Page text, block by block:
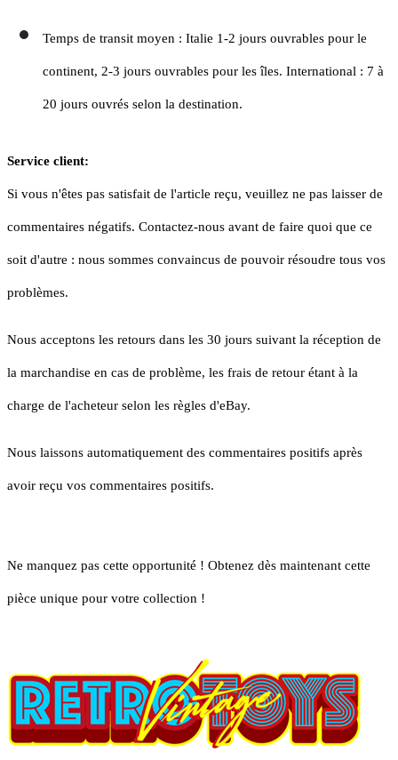
Temps de transit moyen : Italie 1-2 jours ouvrables pour le
continent, 2-3 jours ouvrables pour les îles. International : 7 à
20 jours ouvrés selon la destination.
Service client:
Si vous n'êtes pas satisfait de l'article reçu, veuillez ne pas laisser de
commentaires négatifs. Contactez-nous avant de faire quoi que ce
soit d'autre : nous sommes convaincus de pouvoir résoudre tous vos
problèmes.
Nous acceptons les retours dans les 30 jours suivant la réception de
la marchandise en cas de problème, les frais de retour étant à la
charge de l'acheteur selon les règles d'eBay.
Nous laissons automatiquement des commentaires positifs après
avoir reçu vos commentaires positifs.
Ne manquez pas cette opportunité ! Obtenez dès maintenant cette
pièce unique pour votre collection !